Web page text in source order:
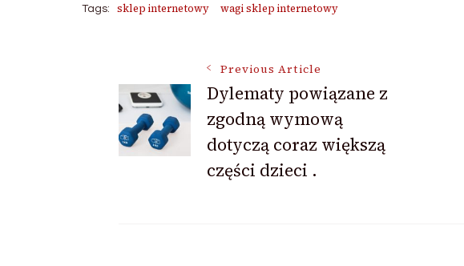
Tags: sklep internetowy wagi sklep internetowy
Post
Navigation
Previous Article
Dylematy powiązane z
zgodną wymową
dotyczą coraz większą
części dzieci .